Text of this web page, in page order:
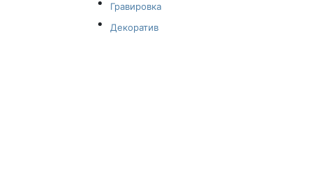
Гравировка
Декоратив